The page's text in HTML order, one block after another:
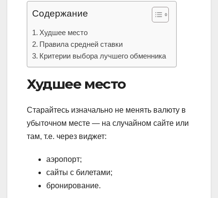
Содержание
Худшее место
Правила средней ставки
Критерии выбора лучшего обменника
Худшее место
Старайтесь изначально не менять валюту в
убыточном месте — на случайном сайте или
там, т.е. через виджет:
аэропорт;
сайты с билетами;
бронирование.